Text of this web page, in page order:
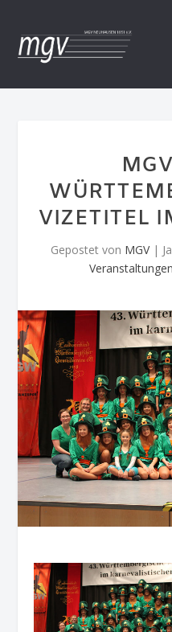
VIZETITEL
Gepostet von MGV|
Veranstaltungen